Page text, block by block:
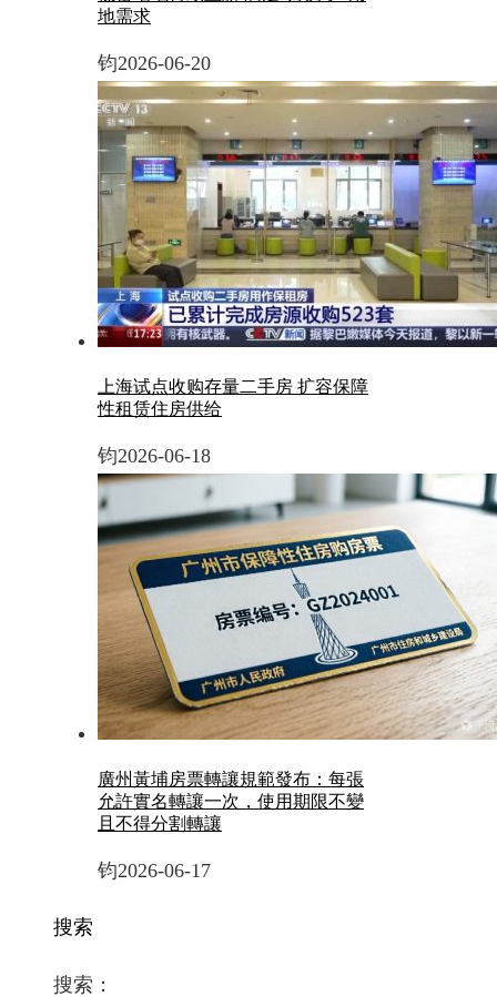
地需求
钧2026-06-20
上海试点收购存量二手房 扩容保障
性租赁住房供给
钧2026-06-18
廣州黃埔房票轉讓規範發布：每張
允許實名轉讓一次，使用期限不變
且不得分割轉讓
钧2026-06-17
搜索
搜索：